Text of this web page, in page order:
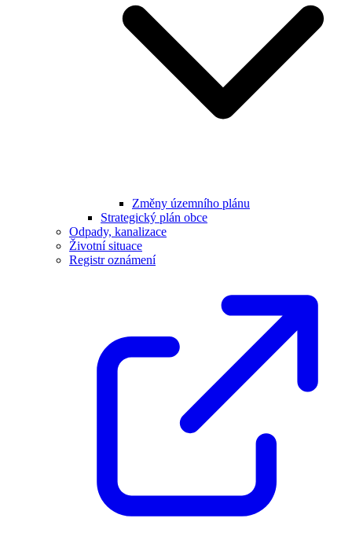
Změny územního plánu
Strategický plán obce
Odpady, kanalizace
Životní situace
Registr oznámení